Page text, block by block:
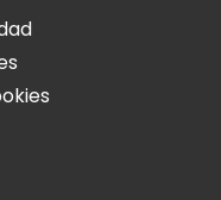
982 128 424